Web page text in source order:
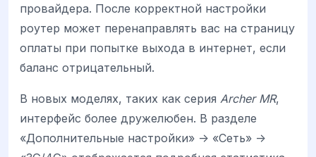
провайдера. После корректной настройки
роутер может перенаправлять вас на страницу
оплаты при попытке выхода в интернет, если
баланс отрицательный.
В новых моделях, таких как серия Archer MR,
интерфейс более дружелюбен. В разделе
«Дополнительные настройки» -> «Сеть» ->